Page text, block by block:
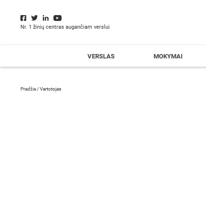
Nr. 1 žinių centras augančiam verslui
VERSLAS MOKYMAI
Pradžia /Vartotojas